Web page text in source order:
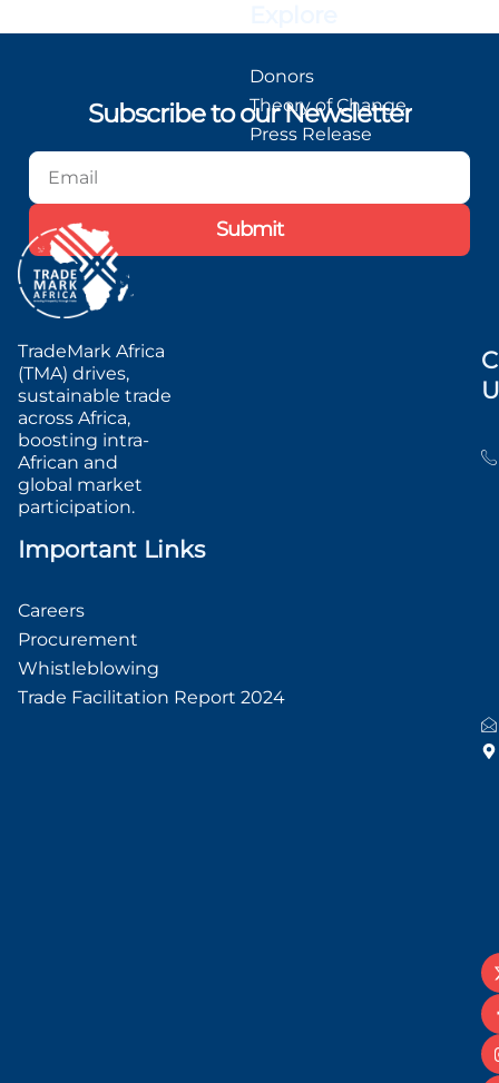
Subscribe to our Newsletter
Submit
TradeMark Africa
(TMA) drives,
sustainable trade
across Africa,
boosting intra-
African and
global market
participation.
Donors
Theory of Change
Press Release
Important Links
Careers
Procurement
Whistleblowing
Trade Facilitation Report 2024